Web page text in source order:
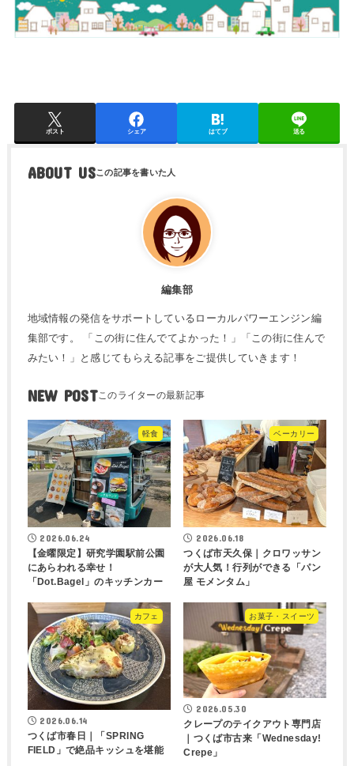
ポスト シェア はてブ 送る
ABOUT US
編集部
地域情報の発信をサポートしているローカルパワーエンジン編
集部です。 「この街に住んでてよかった！」「この街に住んで
みたい！」と感じてもらえる記事をご提供していきます！
NEW POST
軽食
2026.06.24
【金曜限定】研究学園駅前公園
にあらわれる幸せ！
「Dot.Bagel」のキッチンカー
ベーカリー
2026.06.18
つくば市天久保｜クロワッサン
が大人気！行列ができる「パン
屋 モメンタム」
カフェ
2026.06.14
つくば市春日｜「SPRING
FIELD」で絶品キッシュを堪能
お菓子・スイーツ
2026.05.30
クレープのテイクアウト専門店
｜つくば市古来「Wednesday!
Crepe」